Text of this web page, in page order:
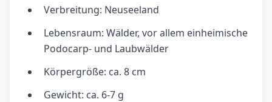
Verbreitung: Neuseeland
Lebensraum: Wälder, vor allem einheimische
Podocarp- und Laubwälder
Körpergröße: ca. 8 cm
Gewicht: ca. 6-7 g